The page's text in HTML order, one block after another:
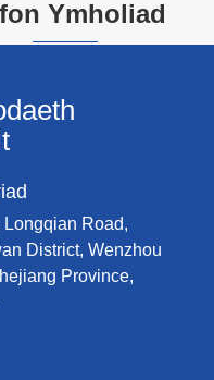
Ymholiad
Longqian Road,
District, Wenzhou
Province,